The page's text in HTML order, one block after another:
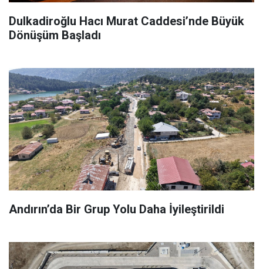
Dulkadiroğlu Hacı Murat Caddesi’nde Büyük
Dönüşüm Başladı
Andırın’da Bir Grup Yolu Daha İyileştirildi